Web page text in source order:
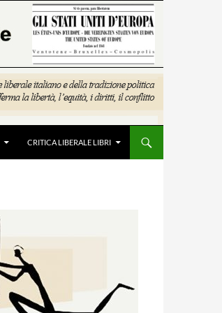
CRITICA LIBERALE LIBRI